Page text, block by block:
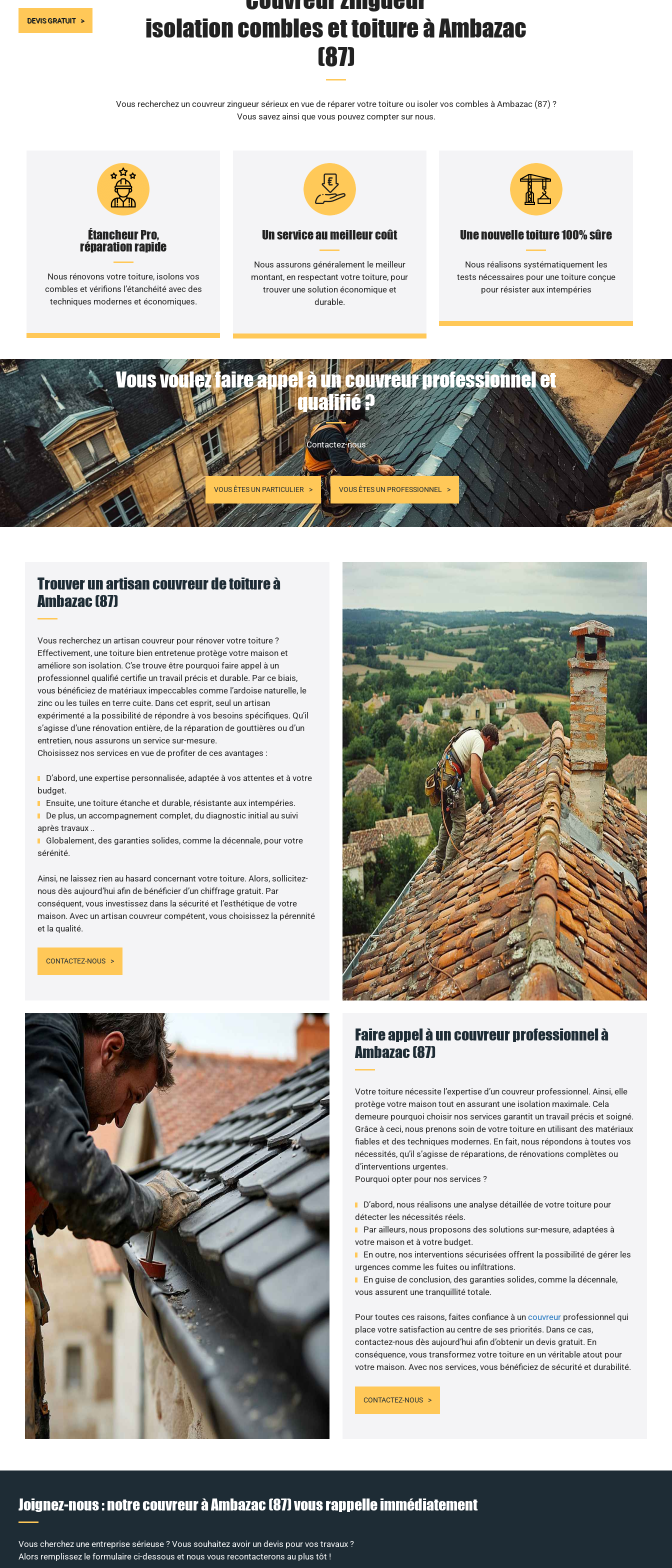
DEVIS GRATUIT
isolation combles et toiture à Ambazac
(87)
Vous recherchez un couvreur zingueur sérieux en vue de réparer votre toiture ou isoler vos combles à Ambazac (87) ?
Vous savez ainsi que vous pouvez compter sur nous.
Étancheur Pro,
réparation rapide
Nous rénovons votre toiture, isolons vos
combles et vérifions l’étanchéité avec des
techniques modernes et économiques.
Un service au meilleur coût
Nous assurons généralement le meilleur
montant, en respectant votre toiture, pour
trouver une solution économique et
durable.
Une nouvelle toiture 100% sûre
Nous réalisons systématiquement les
tests nécessaires pour une toiture conçue
pour résister aux intempéries
Vous voulez faire appel à un couvreur professionnel et
qualifié ?
Contactez-nous
VOUS ÊTES UN PARTICULIER VOUS ÊTES UN PROFESSIONNEL
Trouver un artisan couvreur de toiture à
Ambazac (87)
Vous recherchez un artisan couvreur pour rénover votre toiture ?
Effectivement, une toiture bien entretenue protège votre maison et
améliore son isolation. C’se trouve être pourquoi faire appel à un
professionnel qualifié certifie un travail précis et durable. Par ce biais,
vous bénéficiez de matériaux impeccables comme l’ardoise naturelle, le
zinc ou les tuiles en terre cuite. Dans cet esprit, seul un artisan
expérimenté a la possibilité de répondre à vos besoins spécifiques. Qu’il
s’agisse d’une rénovation entière, de la réparation de gouttières ou d’un
entretien, nous assurons un service sur-mesure.
Choisissez nos services en vue de profiter de ces avantages :
D’abord, une expertise personnalisée, adaptée à vos attentes et à votre
budget.
Ensuite, une toiture étanche et durable, résistante aux intempéries.
De plus, un accompagnement complet, du diagnostic initial au suivi
après travaux ..
Globalement, des garanties solides, comme la décennale, pour votre
sérénité.
Ainsi, ne laissez rien au hasard concernant votre toiture. Alors, sollicitez-
nous dès aujourd’hui afin de bénéficier d’un chiffrage gratuit. Par
conséquent, vous investissez dans la sécurité et l’esthétique de votre
maison. Avec un artisan couvreur compétent, vous choisissez la pérennité
et la qualité.
CONTACTEZ-NOUS
Faire appel à un couvreur professionnel à
Ambazac (87)
Votre toiture nécessite l’expertise d’un couvreur professionnel. Ainsi, elle
protège votre maison tout en assurant une isolation maximale. Cela
demeure pourquoi choisir nos services garantit un travail précis et soigné.
Grâce à ceci, nous prenons soin de votre toiture en utilisant des matériaux
fiables et des techniques modernes. En fait, nous répondons à toutes vos
nécessités, qu’il s’agisse de réparations, de rénovations complètes ou
d’interventions urgentes.
Pourquoi opter pour nos services ?
D’abord, nous réalisons une analyse détaillée de votre toiture pour
détecter les nécessités réels.
Par ailleurs, nous proposons des solutions sur-mesure, adaptées à
votre maison et à votre budget.
En outre, nos interventions sécurisées offrent la possibilité de gérer les
urgences comme les fuites ou infiltrations.
En guise de conclusion, des garanties solides, comme la décennale,
vous assurent une tranquillité totale.
Pour toutes ces raisons, faites confiance à un couvreurprofessionnel qui
place votre satisfaction au centre de ses priorités. Dans ce cas,
contactez-nous dès aujourd’hui afin d’obtenir un devis gratuit. En
conséquence, vous transformez votre toiture en un véritable atout pour
votre maison. Avec nos services, vous bénéficiez de sécurité et durabilité.
CONTACTEZ-NOUS
Joignez-nous : notre couvreur à Ambazac (87) vous rappelle immédiatement
Vous cherchez une entreprise sérieuse ? Vous souhaitez avoir un devis pour vos travaux ?
Alors remplissez le formulaire ci-dessous et nous vous recontacterons au plus tôt !